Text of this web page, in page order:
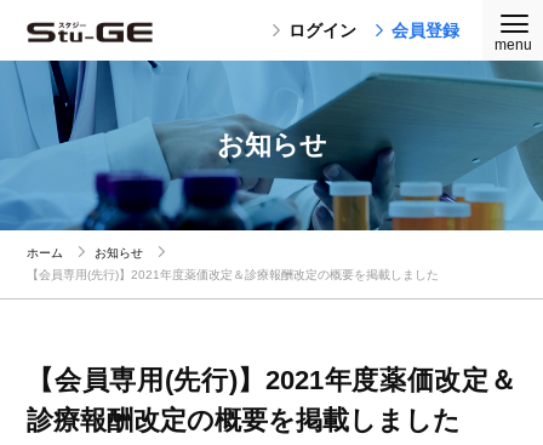
ログイン 会員登録
お知らせ
ホーム
お知らせ
【会員専用(先行)】2021年度薬価改定＆診療報酬改定の概要を掲載しました
【会員専用(先行)】2021年度薬価改定＆
診療報酬改定の概要を掲載しました